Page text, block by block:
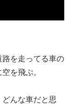
を走ってる車の
を飛ぶ。
んな車だと思